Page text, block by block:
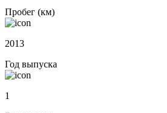
Пробег (км)
2013
Год выпуска
1